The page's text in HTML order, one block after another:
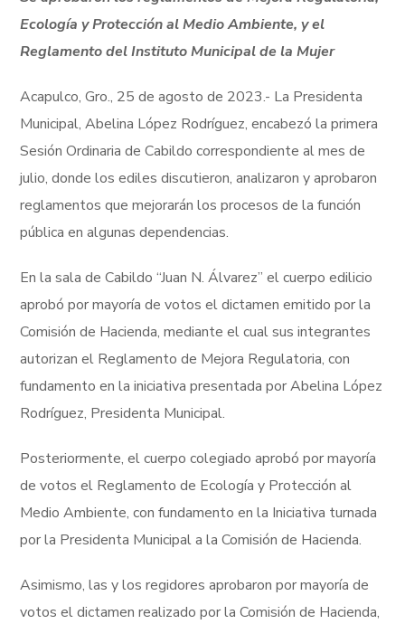
Ecología y Protección al Medio Ambiente, y el
Reglamento del Instituto Municipal de la Mujer
Acapulco, Gro., 25 de agosto de 2023.- La Presidenta
Municipal, Abelina López Rodríguez, encabezó la primera
Sesión Ordinaria de Cabildo correspondiente al mes de
julio, donde los ediles discutieron, analizaron y aprobaron
reglamentos que mejorarán los procesos de la función
pública en algunas dependencias.
En la sala de Cabildo “Juan N. Álvarez” el cuerpo edilicio
aprobó por mayoría de votos el dictamen emitido por la
Comisión de Hacienda, mediante el cual sus integrantes
autorizan el Reglamento de Mejora Regulatoria, con
fundamento en la iniciativa presentada por Abelina López
Rodríguez, Presidenta Municipal.
Posteriormente, el cuerpo colegiado aprobó por mayoría
de votos el Reglamento de Ecología y Protección al
Medio Ambiente, con fundamento en la Iniciativa turnada
por la Presidenta Municipal a la Comisión de Hacienda.
Asimismo, las y los regidores aprobaron por mayoría de
votos el dictamen realizado por la Comisión de Hacienda,